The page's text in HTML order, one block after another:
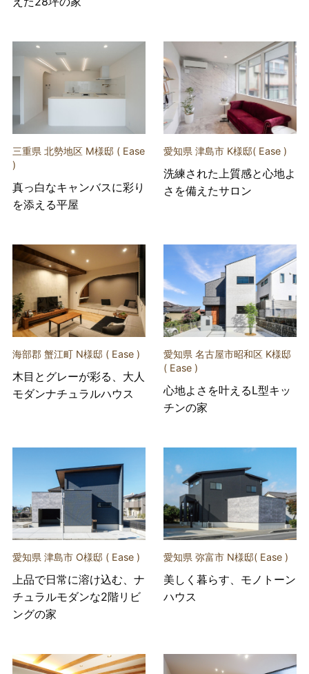
三重県 北勢地区 M様邸 ( Ease
)
真っ白なキャンバスに彩り
を添える平屋
愛知県 津島市 K様邸( Ease )
洗練された上質感と心地よ
さを備えたサロン
海部郡 蟹江町 N様邸 ( Ease )
木目とグレーが彩る、大人
モダンナチュラルハウス
愛知県 名古屋市昭和区 K様邸
( Ease )
心地よさを叶えるL型キッ
チンの家
愛知県 津島市 O様邸 ( Ease )
上品で日常に溶け込む、ナ
チュラルモダンな2階リビ
ングの家
愛知県 弥富市 N様邸( Ease )
美しく暮らす、モノトーン
ハウス